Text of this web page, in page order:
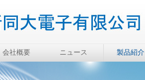
会社概要 ニュース 製品紹介